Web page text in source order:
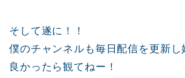
そして遂に！！
僕のチャンネルも毎日配信を更新し
良かったら観てねー！